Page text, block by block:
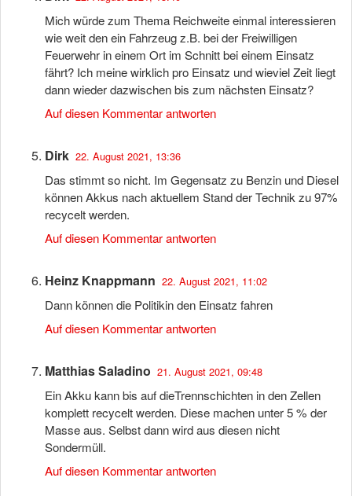
Mich würde zum Thema Reichweite einmal interessieren
wie weit den ein Fahrzeug z.B. bei der Freiwilligen
Feuerwehr in einem Ort im Schnitt bei einem Einsatz
fährt? Ich meine wirklich pro Einsatz und wieviel Zeit liegt
dann wieder dazwischen bis zum nächsten Einsatz?
Auf diesen Kommentar antworten
Dirk 22. August 2021, 13:36
Das stimmt so nicht. Im Gegensatz zu Benzin und Diesel
können Akkus nach aktuellem Stand der Technik zu 97%
recycelt werden.
Auf diesen Kommentar antworten
Heinz Knappmann 22. August 2021, 11:02
Dann können die Politikin den Einsatz fahren
Auf diesen Kommentar antworten
Matthias Saladino 21. August 2021, 09:48
Ein Akku kann bis auf dieTrennschichten in den Zellen
komplett recycelt werden. Diese machen unter 5 % der
Masse aus. Selbst dann wird aus diesen nicht
Sondermüll.
Auf diesen Kommentar antworten